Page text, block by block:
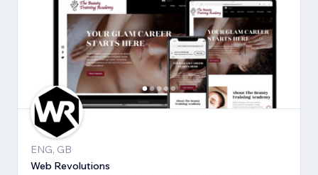
ENG, GB
Web Revolutions